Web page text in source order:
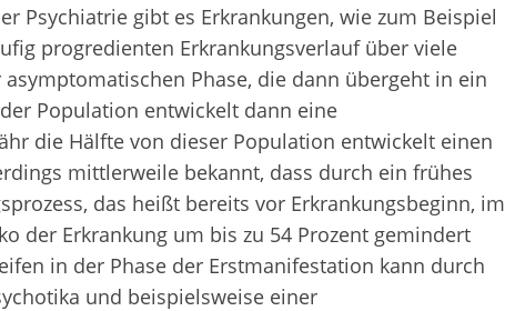
Psychiatrie gibt es Erkrankungen, wie zum Beispiel
progredienten Erkrankungsverlauf über viele
Phase, die dann übergeht in ein
Population entwickelt dann eine
die Hälfte von dieser Population entwickelt einen
mittlerweile bekannt, dass durch ein frühes
das heißt bereits vor Erkrankungsbeginn, im
der Erkrankung um bis zu 54 Prozent gemindert
in der Phase der Erstmanifestation kann durch
und beispielsweise einer